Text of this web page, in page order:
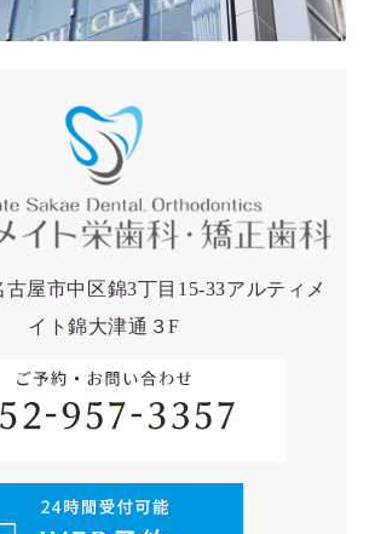
古屋市中区錦3丁目15-33アルティメ
イト錦大津通３F